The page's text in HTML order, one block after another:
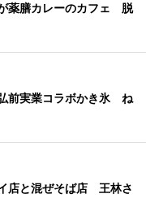
薬膳カレーのカフェ 脱
前実業コラボかき氷 ね
店と混ぜそば店 王林さ